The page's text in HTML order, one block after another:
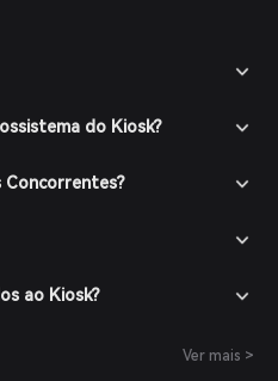
do Kiosk?
Concorrentes?
ao Kiosk?
Ver mais >